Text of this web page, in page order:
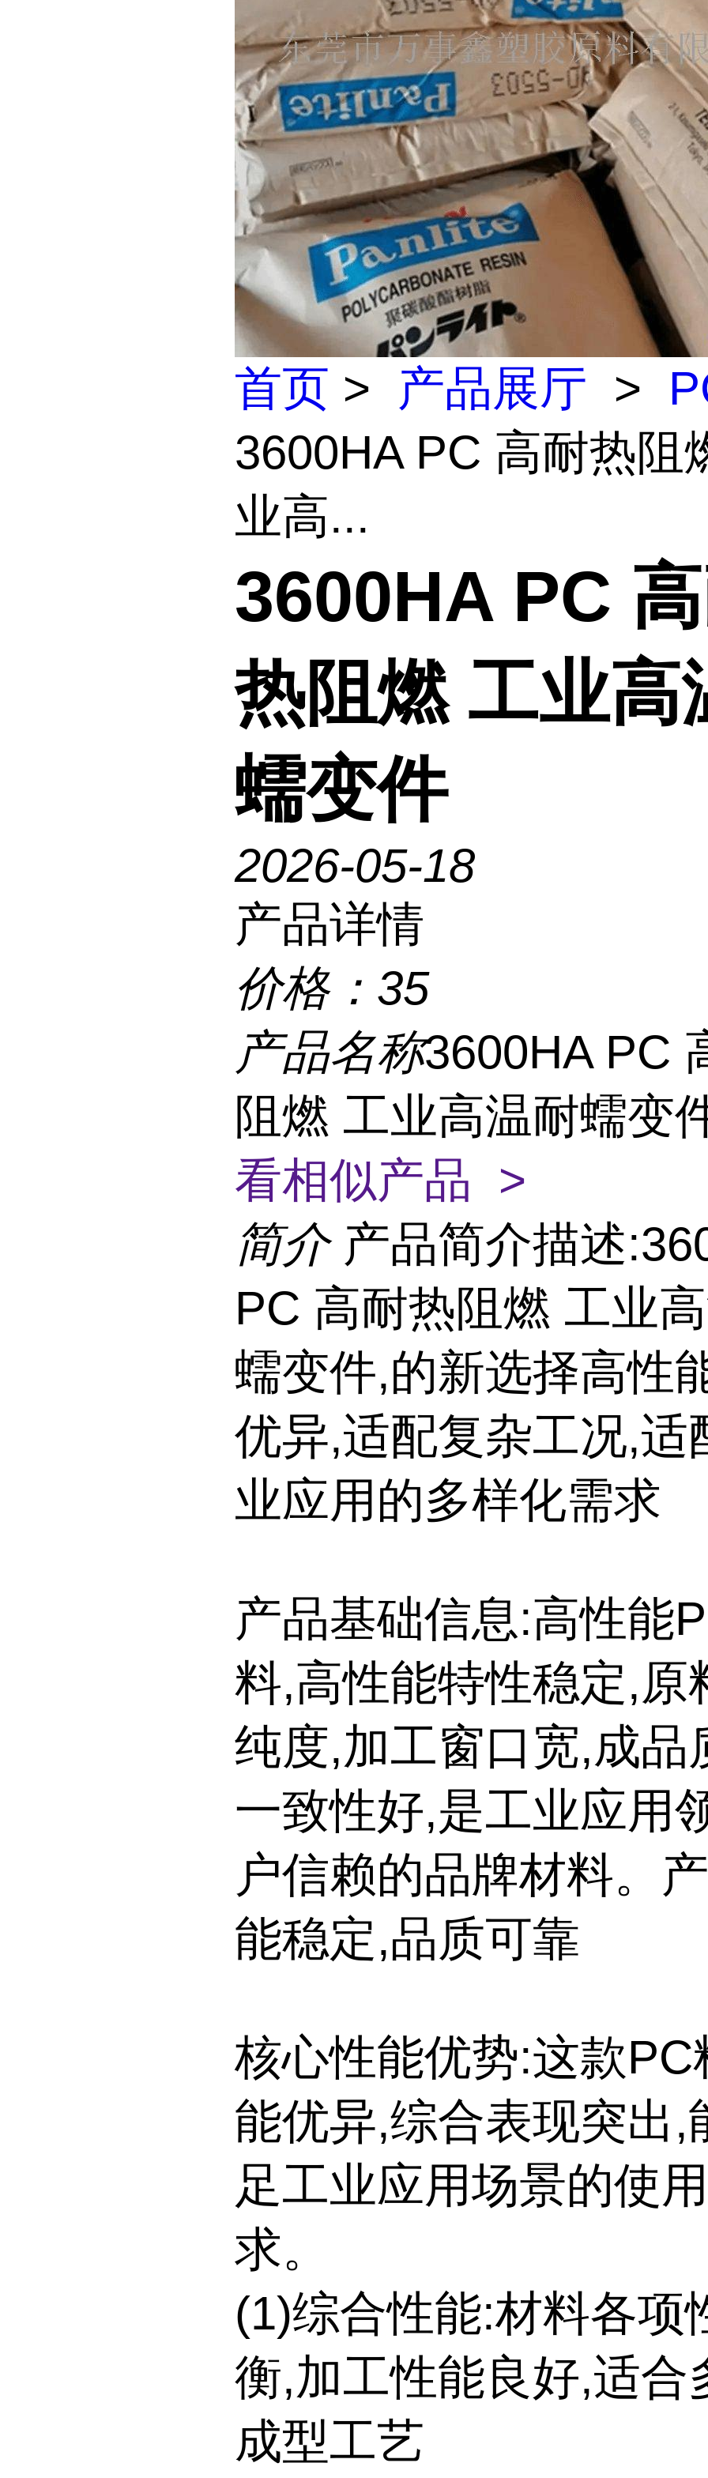
首页 > 产品展厅 >
3600HA PC 高耐热阻
业高...
3600HA PC
热阻燃 工业高
蠕变件
2026-05-18
产品详情
价格： 35
产品名称3600HA PC
阻燃 工业高温耐蠕变
看相似产品 >
简介 产品简介描述
PC 高耐热阻燃 工业
蠕变件,的新选择高性
优异,适配复杂工况,适
业应用的多样化需求
产品基础信息:高性能
料,高性能特性稳定,原
纯度,加工窗口宽,成品
一致性好,是工业应用
户信赖的品牌材料。
能稳定,品质可靠
核心性能优势:这款PC
能优异,综合表现突出,
足工业应用场景的使
求。
(1)综合性能:材料各项
衡,加工性能良好,适合
成型工艺